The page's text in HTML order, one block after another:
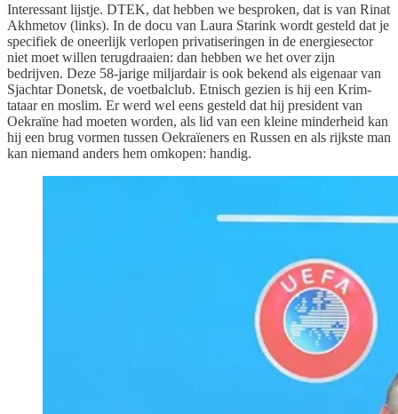
Interessant lijstje. DTEK, dat hebben we besproken, dat is van Rinat
Akhmetov (links). In de docu van Laura Starink wordt gesteld dat je
specifiek de oneerlijk verlopen privatiseringen in de energiesector
niet moet willen terugdraaien: dan hebben we het over zijn
bedrijven. Deze 58-jarige miljardair is ook bekend als eigenaar van
Sjachtar Donetsk, de voetbalclub. Etnisch gezien is hij een Krim-
tataar en moslim. Er werd wel eens gesteld dat hij president van
Oekraïne had moeten worden, als lid van een kleine minderheid kan
hij een brug vormen tussen Oekraïeners en Russen en als rijkste man
kan niemand anders hem omkopen: handig.